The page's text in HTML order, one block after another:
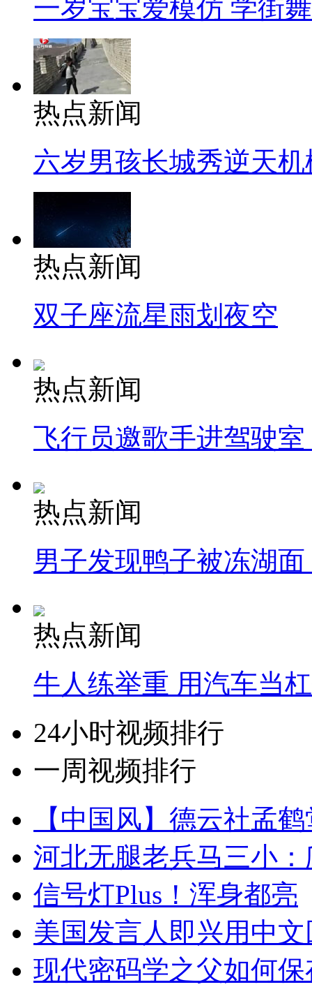
一岁宝宝爱模仿 学街
热点新闻
六岁男孩长城秀逆天机
热点新闻
双子座流星雨划夜空
热点新闻
飞行员邀歌手进驾驶
热点新闻
男子发现鸭子被冻湖
热点新闻
牛人练举重 用汽车当
24小时视频排行
一周视频排行
【中国风】德云社孟
河北无腿老兵马三小
信号灯Plus！浑身都亮
美国发言人即兴用中
现代密码学之父如何